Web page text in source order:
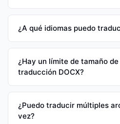
¿A qué idiomas puedo
¿Hay un límite de tamaño
traducción DOCX?
¿Puedo traducir múltiples
vez?